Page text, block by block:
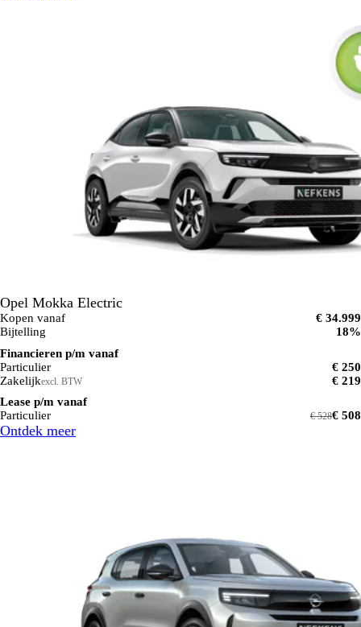
Opel Mokka Electric
Kopen vanaf
€ 34.999
Bijtelling
18%
Financieren p/m vanaf
Particulier
€ 250
Zakelijkexcl. BTW
€ 219
Lease p/m vanaf
Particulier
€ 508
€ 528
Ontdek meer